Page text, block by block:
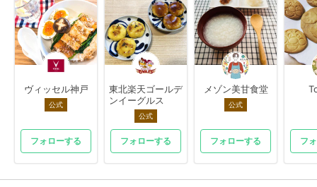
ヴィッセル神戸
公式
フォローする
東北楽天ゴールデ
ンイーグルス
公式
フォローする
メゾン美甘食堂
公式
フォローする フ